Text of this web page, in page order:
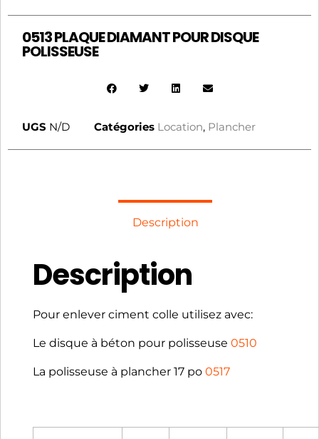
0513 PLAQUE DIAMANT POUR DISQUE
POLISSEUSE
UGS N/D Catégories Location, Plancher
Description
Description
Pour enlever ciment colle utilisez avec:
Le disque à béton pour polisseuse 0510
La polisseuse à plancher 17 po 0517